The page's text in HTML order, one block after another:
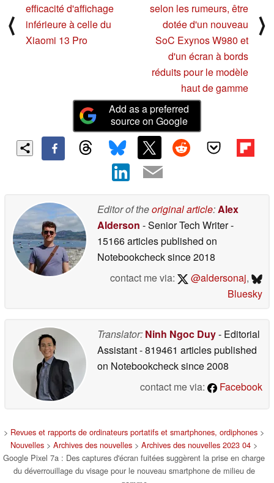
⟨
efficacité d'affichage
inférieure à celle du
Xiaomi 13 Pro
selon les rumeurs, être
dotée d'un nouveau
SoC Exynos W980 et
d'un écran à bords
réduits pour le modèle
haut de gamme
⟩
Add as a preferred
source on Google
Editor of theoriginal article:Alex
Alderson - Senior Tech Writer-
15166 articles published on
Notebookchecksince 2018
contact me via:
@aldersonaj,
Bluesky
Translator: Ninh Ngoc Duy- Editorial
Assistant- 819461 articles published
on Notebookchecksince 2008
contact me via:
Facebook
> Revues et rapports de ordinateurs portatifs et smartphones, ordiphones >
Nouvelles > Archives des nouvelles > Archives des nouvelles 2023 04 >
Google Pixel 7a : Des captures d'écran fuitées suggèrent la prise en charge
du déverrouillage du visage pour le nouveau smartphone de milieu de